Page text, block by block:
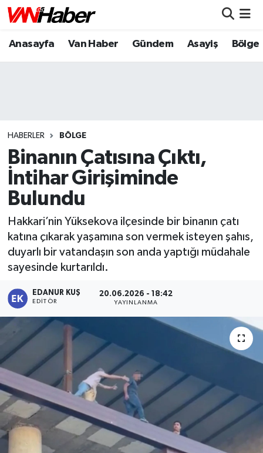
Anasayfa Van Haber Gündem Asayiş Bölge
HABERLER BÖLGE
Binanın Çatısına Çıktı,
İntihar Girişiminde
Bulundu
Hakkari’nin Yüksekova ilçesinde bir binanın çatı
katına çıkarak yaşamına son vermek isteyen şahıs,
duyarlı bir vatandaşın son anda yaptığı müdahale
sayesinde kurtarıldı.
EDANUR KUŞ
EDITÖR
20.06.2026 - 18:42
YAYINLANMA
Nöbetçi Eczaneler
Puan Durumu ve Fikstür
Tüm Manşetler
Son Dakika Haberleri
Haber Arşivi